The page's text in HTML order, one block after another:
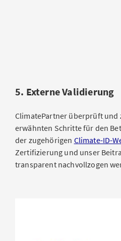
5. Externe Validierung
ClimatePartner überprüft
erwähnten Schritte für den
der zugehörigen Climate-ID-
Zertifizierung und unser
transparent nachvollzogen